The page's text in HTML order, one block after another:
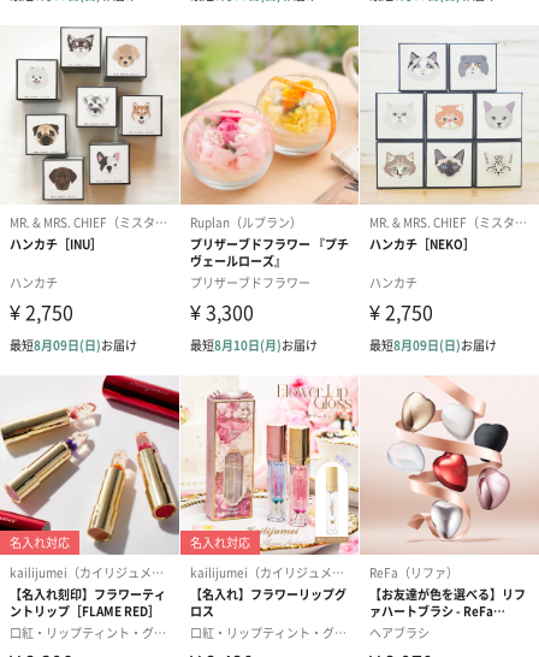
BIRTHDAY TO YOU）
（660円）
（660円）
円）
スイーツ
スイーツを同梱してお届けいたします。ギフトへの＋αにおすすめ
です。
ゼリーバウム カット
（レモン＆紅茶）（432
円）
麦わらパンダバウム
（バナナ味）（540円）
3層デザート
ェ〜国産フル
り〜 3号（864
スキンケアグッズ